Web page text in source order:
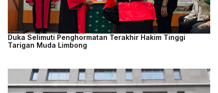
Duka Selimuti Penghormatan Terakhir Hakim Tinggi
Tarigan Muda Limbong